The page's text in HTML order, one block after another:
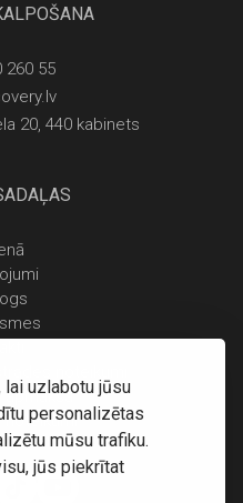
uzlabotu jūsu
personalizētas
mūsu trafiku.
jūs piekrītat
260 55
20, 440 kabinets
apmaksa
noteikumi